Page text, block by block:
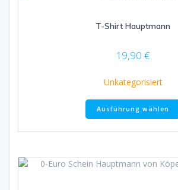
T-Shirt Hauptmann
19,90 €
Unkategorisiert
Ausführung wählen